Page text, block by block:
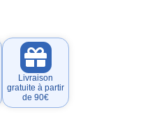
Livraison
gratuite à partir
de 90€